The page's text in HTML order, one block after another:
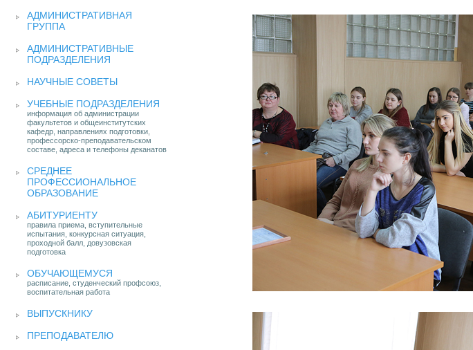
АДМИНИСТРАТИВНАЯ
ГРУППА
АДМИНИСТРАТИВНЫЕ
ПОДРАЗДЕЛЕНИЯ
НАУЧНЫЕ СОВЕТЫ
УЧЕБНЫЕ ПОДРАЗДЕЛЕНИЯ
информация об администрации
факультетов и общеинститутских
кафедр, направлениях подготовки,
профессорско-преподавательском
составе, адреса и телефоны деканатов
СРЕДНЕЕ
ПРОФЕССИОНАЛЬНОЕ
ОБРАЗОВАНИЕ
АБИТУРИЕНТУ
правила приема, вступительные
испытания, конкурсная ситуация,
проходной балл, довузовская
подготовка
ОБУЧАЮЩЕМУСЯ
расписание, студенческий профсоюз,
воспитательная работа
ВЫПУСКНИКУ
ПРЕПОДАВАТЕЛЮ